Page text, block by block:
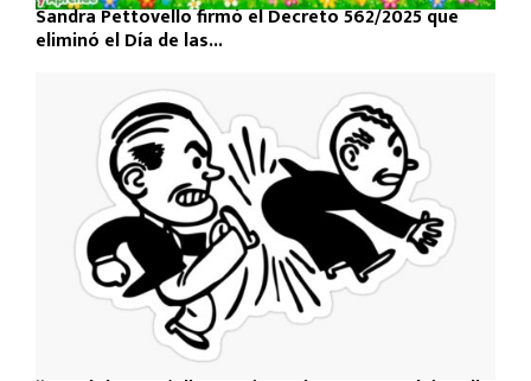
Sandra Pettovello firmó el Decreto 562/2025 que
eliminó el Día de las...